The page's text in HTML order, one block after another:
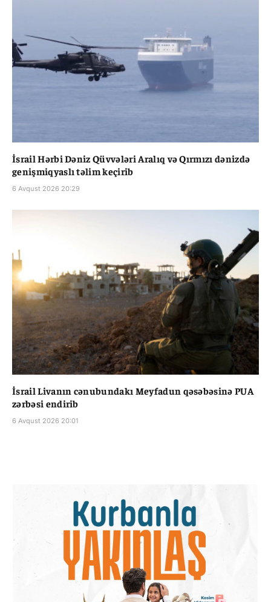
İsrail Hərbi Dəniz Qüvvələri Aralıq və Qırmızı dənizdə
genişmiqyaslı təlim keçirib
6 Avqust 2026 20:29
İsrail Livanın cənubundakı Meyfadun qəsəbəsinə PUA
zərbəsi endirib
6 Avqust 2026 20:01